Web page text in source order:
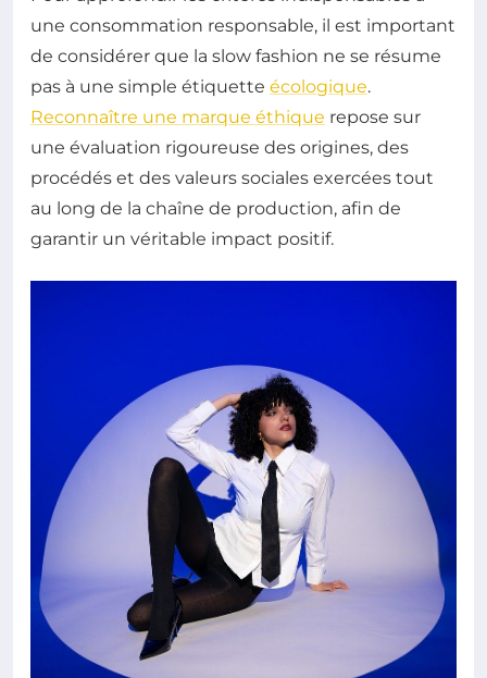
une consommation responsable, il est important
de considérer que la slow fashion ne se résume
pas à une simple étiquette écologique.
Reconnaître une marque éthique repose sur
une évaluation rigoureuse des origines, des
procédés et des valeurs sociales exercées tout
au long de la chaîne de production, afin de
garantir un véritable impact positif.